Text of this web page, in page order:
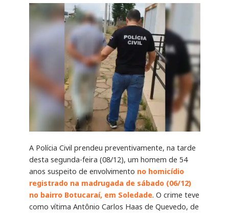
A Polícia Civil prendeu preventivamente, na tarde
desta segunda-feira (08/12), um homem de 54
anos suspeito de envolvimento no homicídio
registrado na madrugada de sábado (06/12)
no bairro Botucaraí, em Soledade. O crime teve
como vítima Antônio Carlos Haas de Quevedo, de